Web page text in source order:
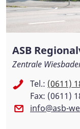
ASB
Zentrale
Tel.: (0611)
Fax: (0611)
info@asb-